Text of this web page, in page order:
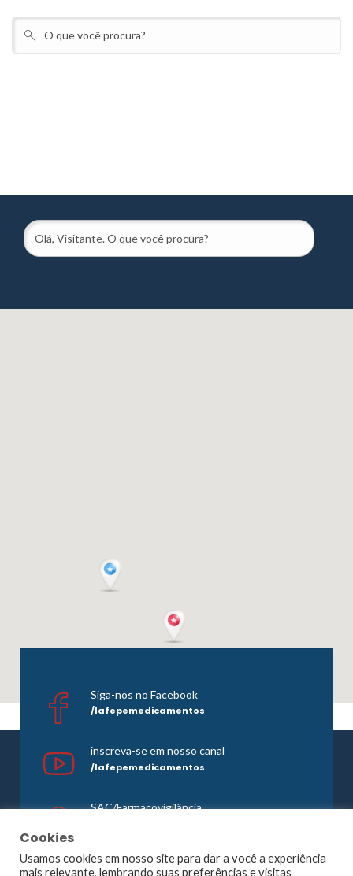
Siga-nos no Facebook
/lafepemedicamentos
inscreva-se em nosso canal
/lafepemedicamentos
SAC/Farmacovigilância
Cookies
Usamos cookies em nosso site para dar a você a experiência
mais relevante, lembrando suas preferências e visitas